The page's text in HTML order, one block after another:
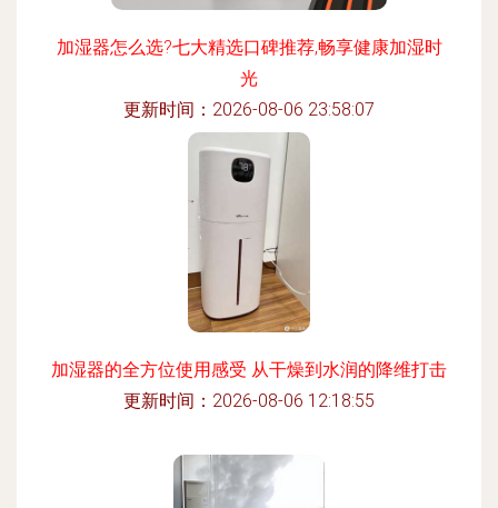
加湿器怎么选?七大精选口碑推荐,畅享健康加湿时
光
更新时间：2026-08-06 23:58:07
加湿器的全方位使用感受 从干燥到水润的降维打击
更新时间：2026-08-06 12:18:55